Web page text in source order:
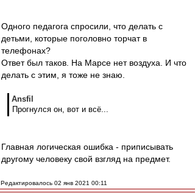
Одного педагога спросили, что делать с
детьми, которые поголовно торчат в
телефонах?
Ответ был таков. На Марсе нет воздуха. И что
делать с этим, я тоже не знаю.
Ansfil
Прогнулся он, вот и всё...
Главная логическая ошибка - приписывать
другому человеку свой взгляд на предмет.
Редактировалось 02 янв 2021 00:11